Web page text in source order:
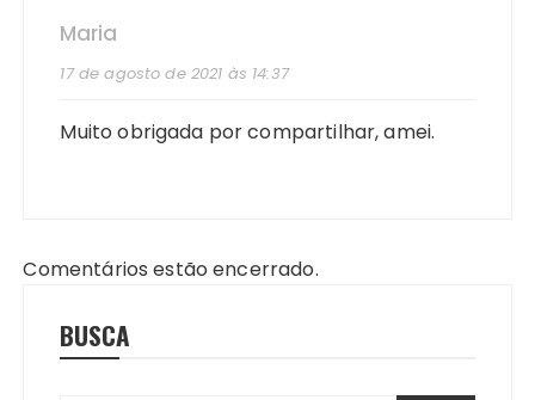
Maria
17 de agosto de 2021 às 14:37
Muito obrigada por compartilhar, amei.
Comentários estão encerrado.
BUSCA